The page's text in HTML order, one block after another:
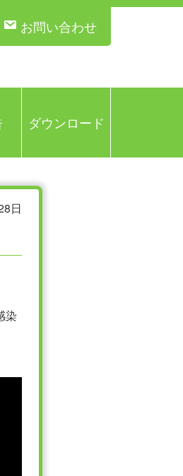
お問い合わせ
ダウンロード
日
染